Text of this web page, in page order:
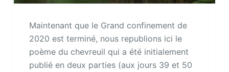
Maintenant que le Grand confinement de
2020 est terminé, nous republions ici le
poème du chevreuil qui a été initialement
publié en deux parties (aux jours 39 et 50